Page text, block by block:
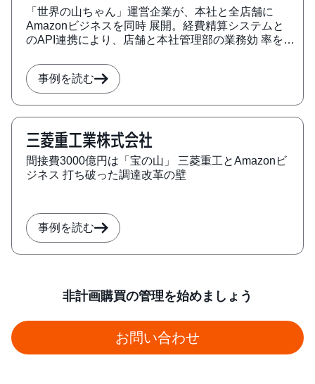
「世界の山ちゃん」運営企業が、本社と全店舗に
Amazonビジネスを同時 展開。経費精算システムと
のAPI連携により、店舗と本社管理部の業務効 率を向
減。
事例を読む
三菱重工業株式会社
間接費3000億円は「宝の山」 三菱重工とAmazonビ
ジネス 打ち破った調達改革の壁
事例を読む
非計画購買の管理を始めましょう
お問い合わせ